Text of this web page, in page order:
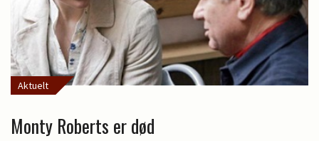
Aktuelt
Monty Roberts er død